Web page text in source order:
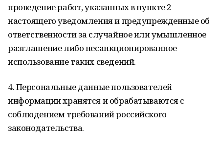
проведение работ, указанных в пункте 2
настоящего уведомления и предупрежденные об
ответственности за случайное или умышленное
разглашение либо несанкционированное
использование таких сведений.
4. Персональные данные пользователей
информации хранятся и обрабатываются с
соблюдением требований российского
законодательства.